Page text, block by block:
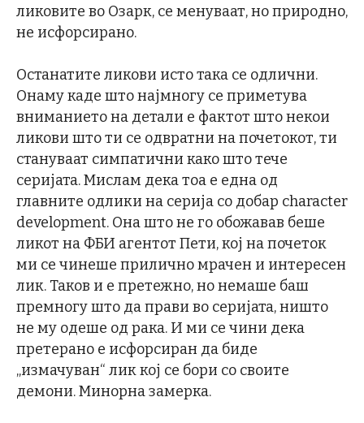
ликовите во Озарк, се менуваат, но природно,
не исфорсирано.
Останатите ликови исто така се одлични.
Онаму каде што најмногу се приметува
вниманието на детали е фактот што некои
ликови што ти се одвратни на почетокот, ти
стануваат симпатични како што тече
серијата. Мислам дека тоа е една од
главните одлики на серија со добар character
development. Она што не го обожавав беше
ликот на ФБИ агентот Пети, кој на почеток
ми се чинеше прилично мрачен и интересен
лик. Таков и е претежно, но немаше баш
премногу што да прави во серијата, ништо
не му одеше од рака. И ми се чини дека
претерано е исфорсиран да биде
„измачуван“ лик кој се бори со своите
демони. Минорна замерка.